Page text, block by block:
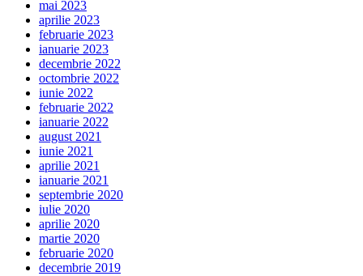
mai 2023
aprilie 2023
februarie 2023
ianuarie 2023
decembrie 2022
octombrie 2022
iunie 2022
februarie 2022
ianuarie 2022
august 2021
iunie 2021
aprilie 2021
ianuarie 2021
septembrie 2020
iulie 2020
aprilie 2020
martie 2020
februarie 2020
decembrie 2019